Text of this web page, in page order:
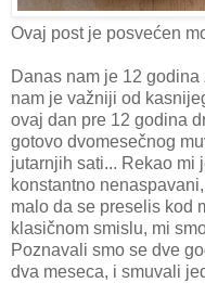
Ovaj post je posvećen
Danas nam je 12
nam je važniji od
ovaj dan pre 12 godina
gotovo dvomesečnog
jutarnjih sati... Rekao mi
konstantno
malo da se preselis kod
klasičnom smislu, mi
Poznavali smo se dve
dva meseca, i smuvali